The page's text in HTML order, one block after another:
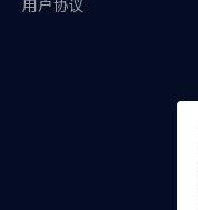
用户协议